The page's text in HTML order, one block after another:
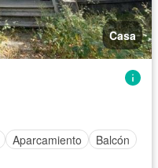
Casa
Aparcamiento
Balcón